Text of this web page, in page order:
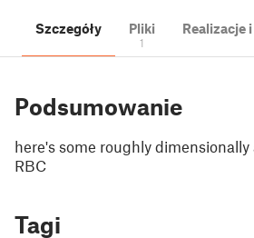
Szczegóły Pliki
1
Realizacje
Podsumowanie
here's some roughly
RBC
Tagi